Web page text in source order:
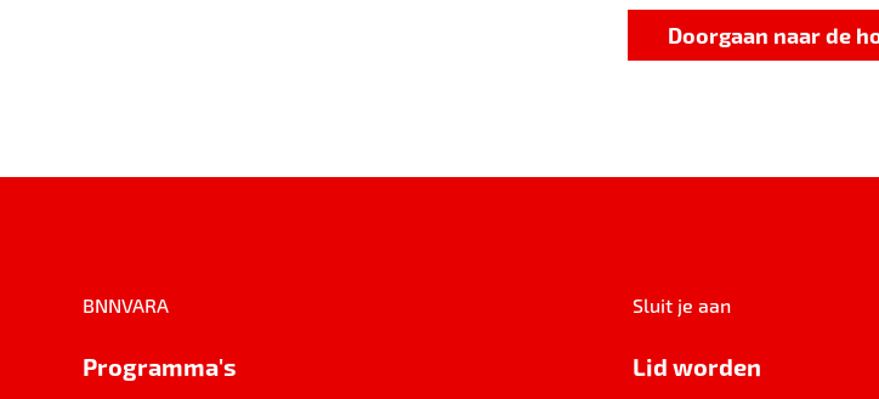
Doorgaan naar de
BNNVARA
Programma's
Sluit je aan
Lid worden